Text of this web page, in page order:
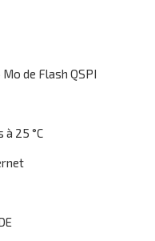
de Flash QSPI
25 °C